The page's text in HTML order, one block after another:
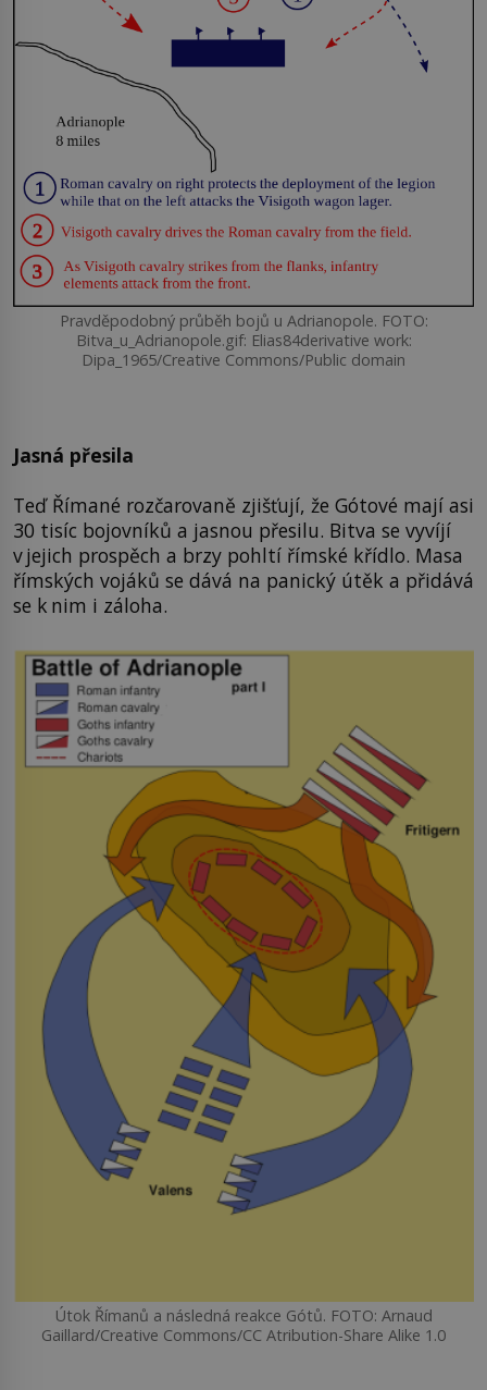
Pravděpodobný průběh bojů u Adrianopole. FOTO:
Bitva_u_Adrianopole.gif: Elias84derivative work:
Dipa_1965/Creative Commons/Public domain
Jasná přesila
Teď Římané rozčarovaně zjišťují, že Gótové mají asi
30 tisíc bojovníků a jasnou přesilu. Bitva se vyvíjí
v jejich prospěch a brzy pohltí římské křídlo. Masa
římských vojáků se dává na panický útěk a přidává
se k nim i záloha.
Útok Římanů a následná reakce Gótů. FOTO: Arnaud
Gaillard/Creative Commons/CC Atribution-Share Alike 1.0